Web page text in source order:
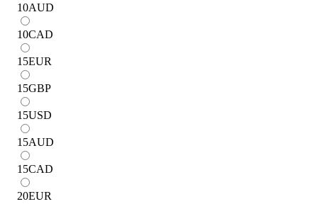
10AUD
10CAD
15EUR
15GBP
15USD
15AUD
15CAD
20EUR